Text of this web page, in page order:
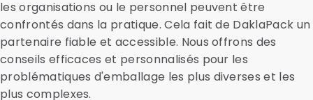
les organisations ou le personnel peuvent être
confrontés dans la pratique. Cela fait de DaklaPack un
partenaire fiable et accessible. Nous offrons des
conseils efficaces et personnalisés pour les
problématiques d'emballage les plus diverses et les
plus complexes.